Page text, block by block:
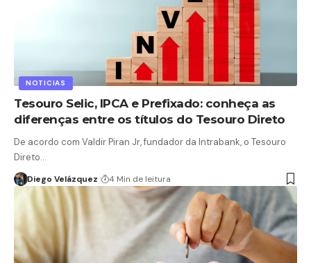
NOTICIAS
Tesouro Selic, IPCA e Prefixado: conheça as
diferenças entre os títulos do Tesouro Direto
De acordo com Valdir Piran Jr, fundador da Intrabank, o Tesouro
Direto…
Diego Velázquez 4 Min de leitura